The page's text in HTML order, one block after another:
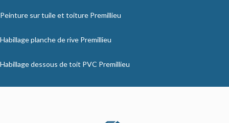
Peinture sur tuile et toiture Premillieu
Habillage planche de rive Premillieu
Habillage dessous de toit PVC Premillieu